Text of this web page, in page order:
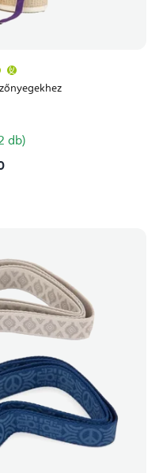
átlagos
értékelése
csillag.
db)